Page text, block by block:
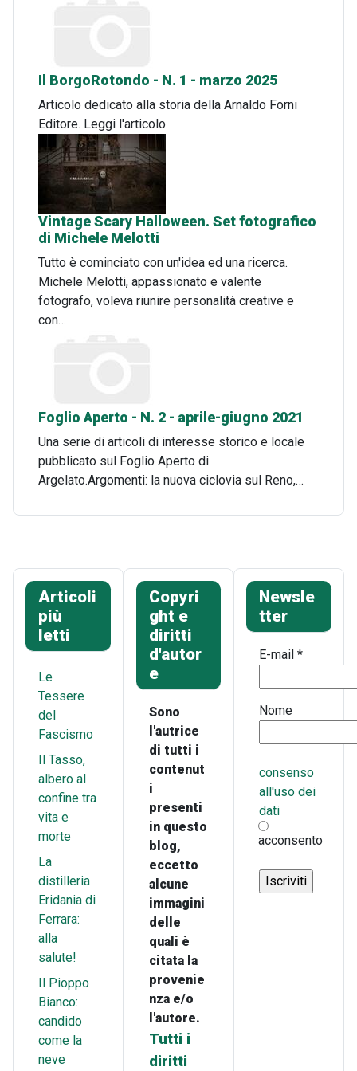
Il BorgoRotondo - N. 1 - marzo 2025
Articolo dedicato alla storia della Arnaldo Forni
Editore. Leggi l'articolo
Vintage Scary Halloween. Set fotografico
di Michele Melotti
Tutto è cominciato con un'idea ed una ricerca.
Michele Melotti, appassionato e valente
fotografo, voleva riunire personalità creative e
con…
Foglio Aperto - N. 2 - aprile-giugno 2021
Una serie di articoli di interesse storico e locale
pubblicato sul Foglio Aperto di
Argelato.Argomenti: la nuova ciclovia sul Reno,…
Articoli
più
letti
Le
Tessere
del
Fascismo
Il Tasso,
albero al
confine tra
vita e
morte
La
distilleria
Eridania di
Ferrara:
alla
salute!
Il Pioppo
Bianco:
candido
come la
neve
Copyri
ght e
diritti
d'autor
e
Sono
l'autrice
di tutti i
contenut
i
presenti
in questo
blog,
eccetto
alcune
immagini
delle
quali è
citata la
provenie
nza e/o
l'autore.
Tutti i
diritti
Newsle
tter
E-mail*
Nome
consenso
all'uso dei
dati
acconsento